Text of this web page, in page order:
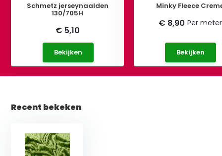
Schmetz jerseynaalden
130/705H
€ 5,10
Bekijken
Minky Fleece
€ 8,90 Per meter
Bekijken
Recent bekeken